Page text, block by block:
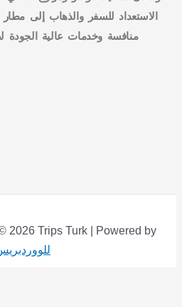
الاستعداد للسفر والذهاب إلى
منافسة وخدمات عالية الجودة
2026 Trips Turk | Powered by